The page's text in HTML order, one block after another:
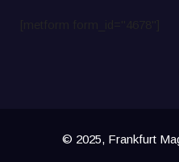
© 2025, Frankfurt